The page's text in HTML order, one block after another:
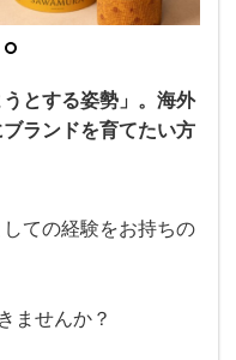
とする姿勢」。海外
ランドを育てたい方
ての経験をお持ちの
ませんか？